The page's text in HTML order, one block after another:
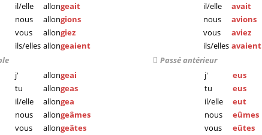
il/elle
allongeait
nous
allongions
vous
allongiez
ils/elles allongeaient
il/elle
avait
nous
avions
vous
aviez
ils/elles avaient
j'
allongeai
tu
allongeas
il/elle
allongea
nous
allongeâmes
vous
allongeâtes
Passé antérieur
j'
eus
tu
eus
il/elle
eut
nous
eûmes
vous
eûtes